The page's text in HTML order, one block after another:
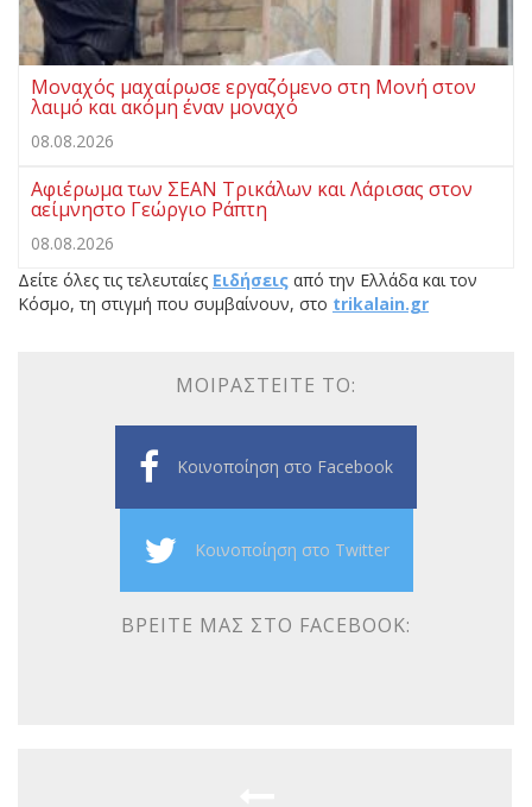
Μοναχός μαχαίρωσε εργαζόμενο στη Μονή στον
λαιμό και ακόμη έναν μοναχό
08.08.2026
Αφιέρωμα των ΣΕΑΝ Τρικάλων και Λάρισας στον
αείμνηστο Γεώργιο Ράπτη
08.08.2026
Δείτε όλες τις τελευταίες Ειδήσεις από την Ελλάδα και τον
Κόσμο, τη στιγμή που συμβαίνουν, στο trikalain.gr
ΜΟΙΡΑΣΤΕΊΤΕ ΤΟ:
Κοινοποίηση στο Facebook
Κοινοποίηση στο Twitter
ΒΡΕΊΤΕ ΜΑΣ ΣΤΟ FACEBOOK: